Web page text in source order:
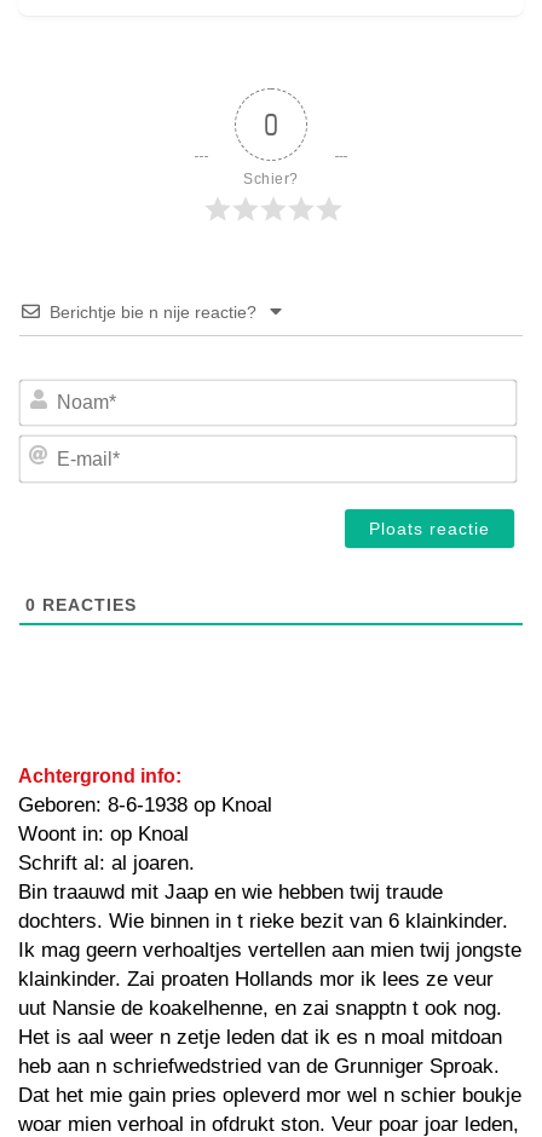
0
Schier?
Berichtje bie n nije reactie?
E-
0 REACTIES
Achtergrond info:
Geboren: 8-6-1938 op Knoal
Woont in: op Knoal
Schrift al: al joaren.
Bin traauwd mit Jaap en wie hebben twij traude
dochters. Wie binnen in t rieke bezit van 6 klainkinder.
Ik mag geern verhoaltjes vertellen aan mien twij jongste
klainkinder. Zai proaten Hollands mor ik lees ze veur
uut Nansie de koakelhenne, en zai snapptn t ook nog.
Het is aal weer n zetje leden dat ik es n moal mitdoan
heb aan n schriefwedstried van de Grunniger Sproak.
Dat het mie gain pries opleverd mor wel n schier boukje
woar mien verhoal in ofdrukt ston. Veur poar joar leden,